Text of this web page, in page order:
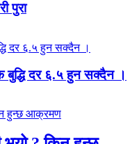
पुरा
बुद्धि दर ६.५ हुन सक्दैन ।